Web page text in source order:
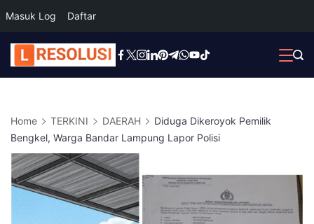
Masuk Log Daftar
Skip
to
Home TERKINI DAERAH
Diduga Dikeroyok Pemilik
Bengkel, Warga Bandar Lampung Lapor Polisi